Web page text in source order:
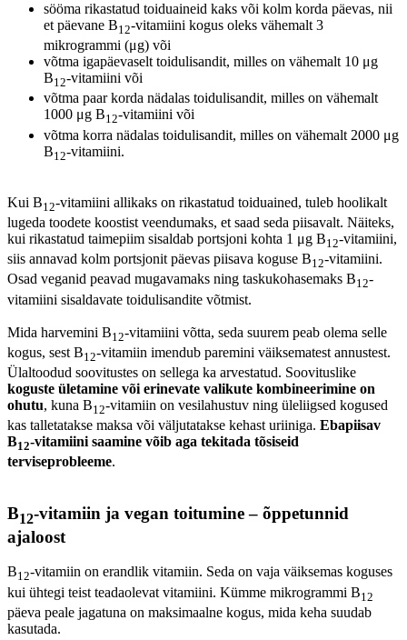
sööma rikastatud toiduaineid kaks või kolm korda päevas, nii
et päevane B12-vitamiini kogus oleks vähemalt 3
mikrogrammi (μg) või
võtma igapäevaselt toidulisandit, milles on vähemalt 10 μg
B12-vitamiini või
võtma paar korda nädalas toidulisandit, milles on vähemalt
1000 μg B12-vitamiini või
võtma korra nädalas toidulisandit, milles on vähemalt 2000 μg
B12-vitamiini.
Kui B12-vitamiini allikaks on rikastatud toiduained, tuleb hoolikalt
lugeda toodete koostist veendumaks, et saad seda piisavalt. Näiteks,
kui rikastatud taimepiim sisaldab portsjoni kohta 1 μg B12-vitamiini,
siis annavad kolm portsjonit päevas piisava koguse B12-vitamiini.
Osad veganid peavad mugavamaks ning taskukohasemaks B12-
vitamiini sisaldavate toidulisandite võtmist.
Mida harvemini B12-vitamiini võtta, seda suurem peab olema selle
kogus, sest B12-vitamiin imendub paremini väiksematest annustest.
Ülaltoodud soovitustes on sellega ka arvestatud. Soovituslike
koguste ületamine või erinevate valikute kombineerimine on
ohutu, kuna B12-vitamiin on vesilahustuv ning üleliigsed kogused
kas talletatakse maksa või väljutatakse kehast uriiniga. Ebapiisav
B12-vitamiini saamine võib aga tekitada tõsiseid
terviseprobleeme.
B12-vitamiin ja vegan toitumine – õppetunnid
ajaloost
B12-vitamiin on erandlik vitamiin. Seda on vaja väiksemas koguses
kui ühtegi teist teadaolevat vitamiini. Kümme mikrogrammi B12
päeva peale jagatuna on maksimaalne kogus, mida keha suudab
kasutada.